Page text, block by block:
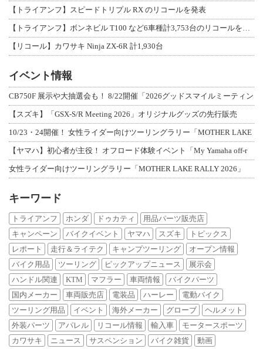
【トライアンフ】スピードトリプル RX のリコールを発表
【トライアンフ】ボンネビル T100 など6車種計3,753台のリコールを発表
【リコール】カワサキ Ninja ZX-6R 計1,930台
イベント情報
CB750F 展示や大抽選会も！ 8/22開催「2026グッドスマイルミーティン
【スズキ】「GSX-S/R Meeting 2026」オリジナルグッズの先行販売
10/23・24開催！ 女性ライダー向けツーリングラリー「MOTHER LAKE
【ヤマハ】初心者が主役！ オフロード体験イベント「My Yamaha off-r
女性ライダー向けツーリングラリー「MOTHER LAKE RALLY 2026」
キーワード
トライアンフ ホンダ ドゥカティ
用品パーツ販売店
キャンペーン
バイクイベント ヤマハ スズキ
トピックス
レポート
走行＆ライテク キャンプツーリング
オープン情報
バイク用品
ツーリング ピックアップニュース
展示会
ハンドル関連
KTM マフラー 車両情報
バイクパーツ
国内メーカー
車両販売店 電装品 ハーレー
電動バイク
ツーリング用品
イベント 海外メーカー グローブ
ヘルメット
外装パーツ
アパレル リコール情報 輸入車
モータースポーツ
カワサキ
ニュース サスペンション バイク雑貨 動画